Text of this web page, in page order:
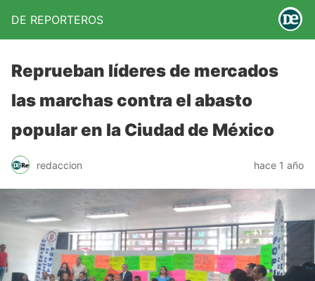
DE REPORTEROS
Reprueban líderes de mercados
las marchas contra el abasto
popular en la Ciudad de México
redaccion hace 1 año